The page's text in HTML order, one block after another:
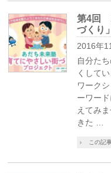
第4回
づくり
2016年
自分た
くして
ワーク
ーワー
えてみ
きた …
この記